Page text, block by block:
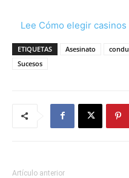
Lee Cómo elegir
ETIQUETAS Asesinato
Sucesos
Artículo anterior